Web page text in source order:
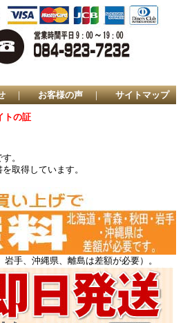
｜ お客様の声 ｜ サイトマップ
トの証
。
取得しています。
手、沖縄県、離島は差額が必要）。